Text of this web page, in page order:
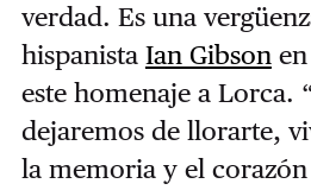
verdad. Es una
hispanista Ian Gibsonen
este homenaje a Lorca.
dejaremos de llorarte,
la memoria y el